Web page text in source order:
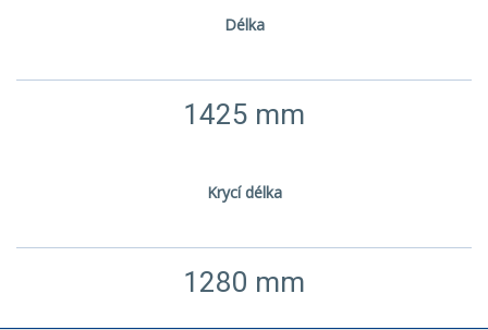
Délka
1425 mm
Krycí délka
1280 mm